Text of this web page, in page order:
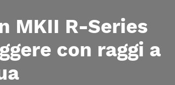
MKII R-Series
con raggi a